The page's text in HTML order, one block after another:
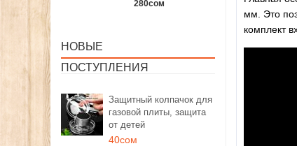
280сом 260сом
НОВЫЕ
ПОСТУПЛЕНИЯ
Защитный колпачок для
газовой плиты, защита
от детей
40сом
мм. Это
комплект